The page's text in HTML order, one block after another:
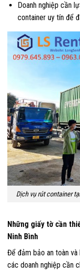
Doanh nghiệp cần
container uy tín để
Dịch vụ rút container
Những giấy tờ cần
Ninh Bình
Để đảm bảo an toàn và
các doanh nghiệp cần